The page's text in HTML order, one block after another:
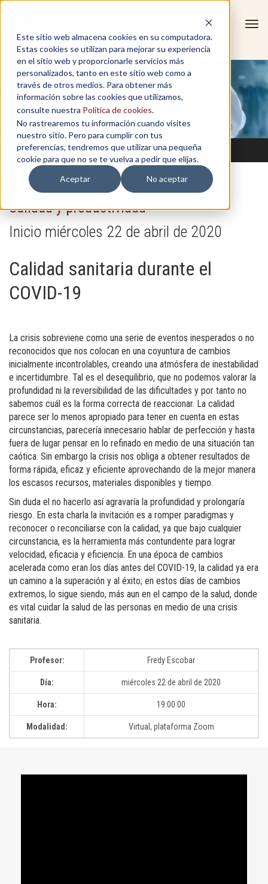
Este sitio web almacena cookies en su computadora.
Estas cookies se utilizan para mejorar su experiencia
en el sitio web y proporcionarle servicios más
personalizados, tanto en este sitio web como a
través de otros medios. Para obtener más
información sobre las cookies que utilizamos,
consulte nuestra Política de cookies.
No rastrearemos tu información cuando visites
nuestro sitio. Pero para cumplir con tus
preferencias, tendremos que utilizar una pequeña
cookie para que no se te vuelva a pedir que elijas.
Aceptar
No aceptar
Calidad y productividad
Inicio miércoles 22 de abril de 2020
Calidad sanitaria durante el
COVID-19
La crisis sobreviene como una serie de eventos inesperados o no
reconocidos que nos colocan en una coyuntura de cambios
inicialmente incontrolables, creando una atmósfera de inestabilidad
e incertidumbre. Tal es el desequilibrio, que no podemos valorar la
profundidad ni la reversibilidad de las dificultades y por tanto no
sabemos cuál es la forma correcta de reaccionar. La calidad
parece ser lo menos apropiado para tener en cuenta en estas
circunstancias, parecería innecesario hablar de perfección y hasta
fuera de lugar pensar en lo refinado en medio de una situación tan
caótica. Sin embargo la crisis nos obliga a obtener resultados de
forma rápida, eficaz y eficiente aprovechando de la mejor manera
los escasos recursos, materiales disponibles y tiempo.
Sin duda el no hacerlo así agravaría la profundidad y prolongaría
riesgo. En esta charla la invitación es a romper paradigmas y
reconocer o reconciliarse con la calidad, ya que bajo cualquier
circunstancia, es la herramienta más contundente para lograr
velocidad, eficacia y eficiencia. En una época de cambios
acelerada como eran los días antes del COVID-19, la calidad ya era
un camino a la superación y al éxito; en estos días de cambios
extremos, lo sigue siendo, más aun en el campo de la salud, donde
es vital cuidar la salud de las personas en medio de una crisis
sanitaria.
Profesor: Fredy Escobar
Día: miércoles 22 de abril de 2020
Hora: 19:00:00
Modalidad: Virtual, plataforma Zoom